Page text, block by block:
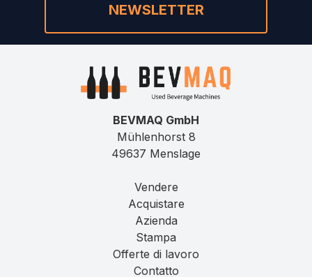
NEWSLETTER
BEVMAQ GmbH
Mühlenhorst 8
49637 Menslage
Vendere
Acquistare
Azienda
Stampa
Offerte di lavoro
Contatto